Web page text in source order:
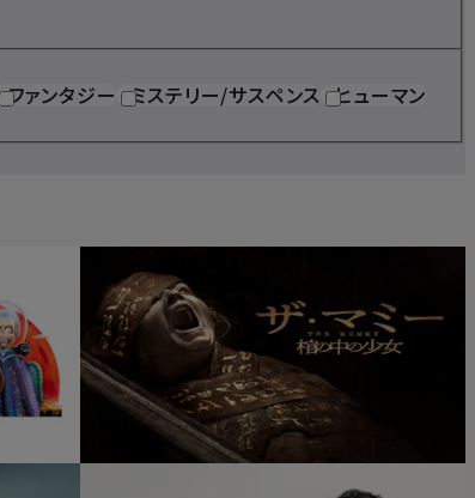
ファンタジー ミステリー/サスペンス ヒューマン